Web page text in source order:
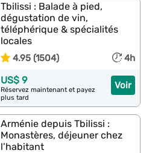
Tbilissi : Balade à pied,
dégustation de vin,
téléphérique & spécialités
locales
4.95 (1504) 4h
Voir
US$ 9
Réservez maintenant et payez
plus tard
Arménie depuis Tbilissi :
Monastères, déjeuner chez
l’habitant